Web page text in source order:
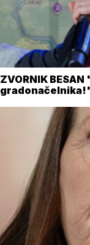
ZVORNIK